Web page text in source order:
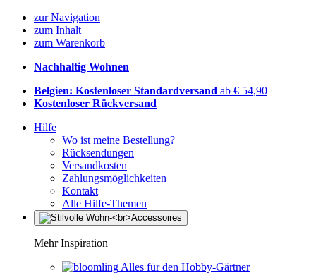
zur Navigation
zum Inhalt
zum Warenkorb
Nachhaltig Wohnen
Belgien: Kostenloser Standardversand ab € 54,90
Kostenloser Rückversand
Hilfe
Wo ist meine Bestellung?
Rücksendungen
Versandkosten
Zahlungsmöglichkeiten
Kontakt
Alle Hilfe-Themen
Mehr Inspiration
Alles für den Hobby-Gärtner